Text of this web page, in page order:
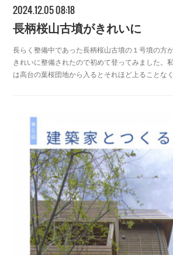
2024.12.05 08:18
長柄桜山古墳がきれいに
長らく整備中であった長柄桜山古墳の１号墳の方
きれいに整備されたので初めて登ってみました。
は高台の葉桜団地から入るとそれほど上ることな